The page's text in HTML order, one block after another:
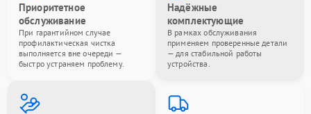
Приоритетное
обслуживание
При гарантийном случае
профилактическая чистка
выполняется вне очереди —
быстро устраняем проблему.
Надёжные
комплектующие
В рамках обслуживания
применяем проверенные детали
— для стабильной работы
устройства.